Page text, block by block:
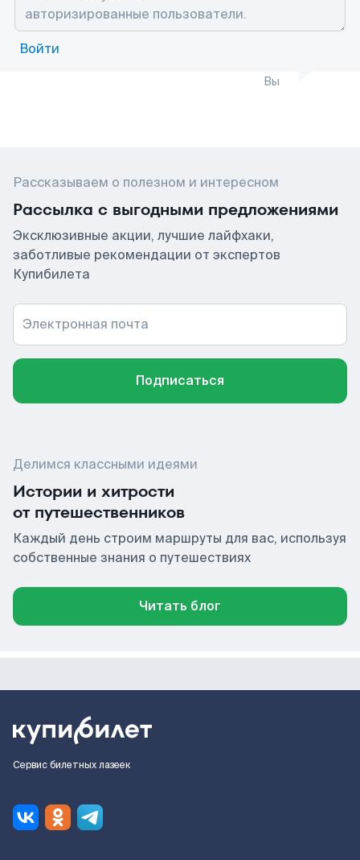
Войти
Вы
Рассказываем о полезном и интересном
Рассылка с выгодными предложениями
Эксклюзивные акции, лучшие лайфхаки,
заботливые рекомендации от экспертов
Купибилета
Электронная почта
Подписаться
Делимся классными идеями
Истории и хитрости
от путешественников
Каждый день строим маршруты для вас, используя
собственные знания о путешествиях
Читать блог
Сервис билетных лазеек